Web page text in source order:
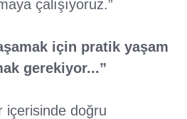
çalışıyoruz.”
için pratik yaşam
gerekiyor...”
içerisinde doğru